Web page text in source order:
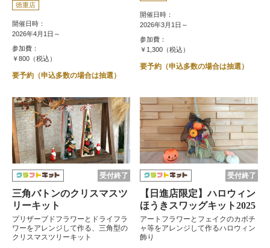
徳重店
開催日時：
2026年4月1日～
参加費：
￥800（税込）
要予約（申込多数の場合は抽選）
開催日時：
2026年3月1日～
参加費：
￥1,300（税込）
要予約（申込多数の場合は抽選）
受付終了
三角バトンのクリスマスツ
リーキット
プリザーブドフラワーとドライフラ
ワーをアレンジして作る、三角型の
クリスマスツリーキット
受付終了
【日進店限定】ハロウィン
ほうきスワッグキット2025
アートフラワーとフェイクのカボチ
ャ等をアレンジして作るハロウィン
飾り